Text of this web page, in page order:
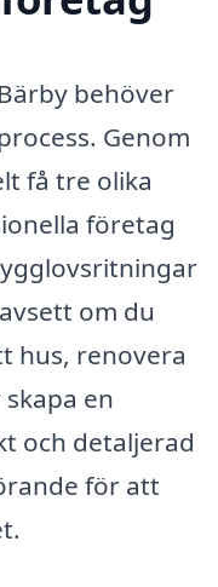
behöver
Genom
få tre olika
företag
om du
hus, renovera
en
och detaljerad
för att